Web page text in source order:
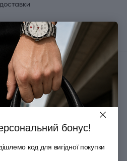
час отримання
S (229x190x4,8мм)
бонус!
код для вигідної покупки